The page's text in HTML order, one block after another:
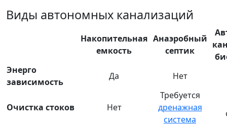
Виды автономных канализаций
Накопительная
емкость
Анаэробный
септик
Энерго
зависимость
Да Нет
Очистка стоков Нет
Требуется
дренажная
система